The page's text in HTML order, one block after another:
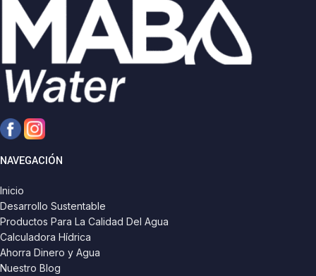
NAVEGACIÓN
Inicio
Desarrollo Sustentable
Productos Para La Calidad Del Agua
Calculadora Hídrica
Ahorra Dinero y Agua
Nuestro Blog